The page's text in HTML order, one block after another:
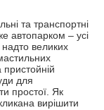
та транспортні
автопарком – усі
великих
для
простої. Як
вирішити